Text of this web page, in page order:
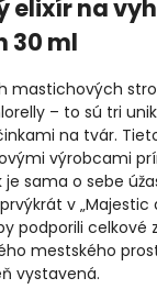
elixír na
30 ml
mastichových
– to sú tri
na tvár.
výrobcami
sama o sebe
v „Majestic
podporili celkové
mestského
vystavená.